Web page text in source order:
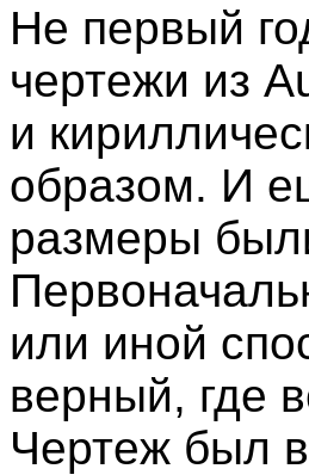
Не первый
чертежи из
и
образом. И
размеры
или иной
верный, где
Чертеж был